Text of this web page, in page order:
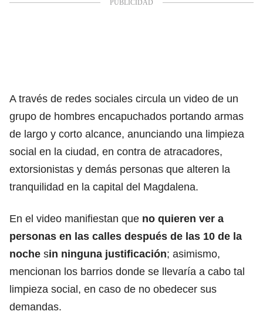
A través de redes sociales circula un video de un
grupo de hombres encapuchados portando armas
de largo y corto alcance, anunciando una limpieza
social en la ciudad, en contra de atracadores,
extorsionistas y demás personas que alteren la
tranquilidad en la capital del Magdalena.
En el video manifiestan que no quieren ver a
personas en las calles después de las 10 de la
noche sin ninguna justificación; asimismo,
mencionan los barrios donde se llevaría a cabo tal
limpieza social, en caso de no obedecer sus
demandas.